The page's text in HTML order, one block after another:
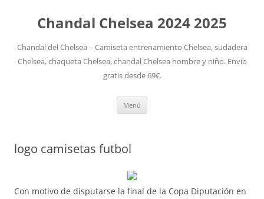
Chandal Chelsea 2024 2025
Chandal del Chelsea – Camiseta entrenamiento Chelsea, sudadera
Chelsea, chaqueta Chelsea, chandal Chelsea hombre y niño. Envío
gratis desde 69€.
Menú
logo camisetas futbol
Con motivo de disputarse la final de la Copa Diputación en